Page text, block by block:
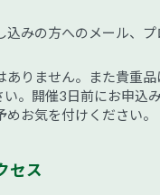
込みの方へのメール、
ありません。また貴重
。開催3日前にお申込
お気を付けください。
セス